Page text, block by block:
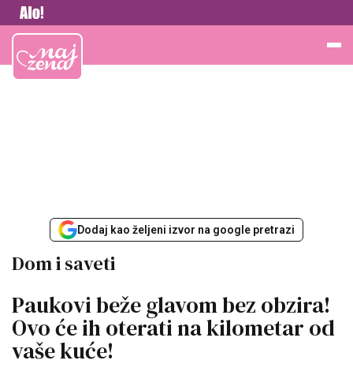
Vesti
Najžena
Dodaj kao željeni izvor na google pretrazi
Dom i saveti
Paukovi beže glavom bez obzira!
Ovo će ih oterati na kilometar od
vaše kuće!